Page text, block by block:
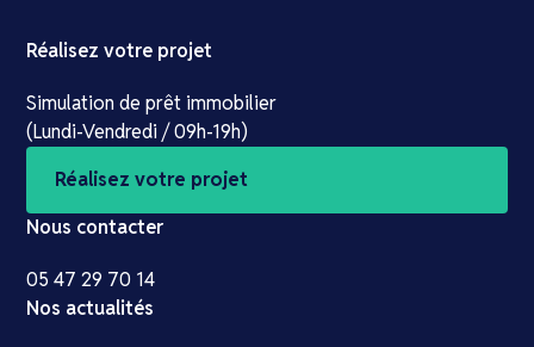
Réalisez votre projet
Simulation de prêt immobilier
(Lundi-Vendredi / 09h-19h)
Réalisez votre projet
Nous contacter
05 47 29 70 14
Nos actualités